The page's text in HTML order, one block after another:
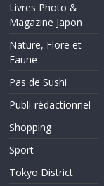
Livres Photo &
Magazine Japon
Nature, Flore et
Faune
Pas de Sushi
Publi-rédactionnel
Shopping
Sport
Tokyo District